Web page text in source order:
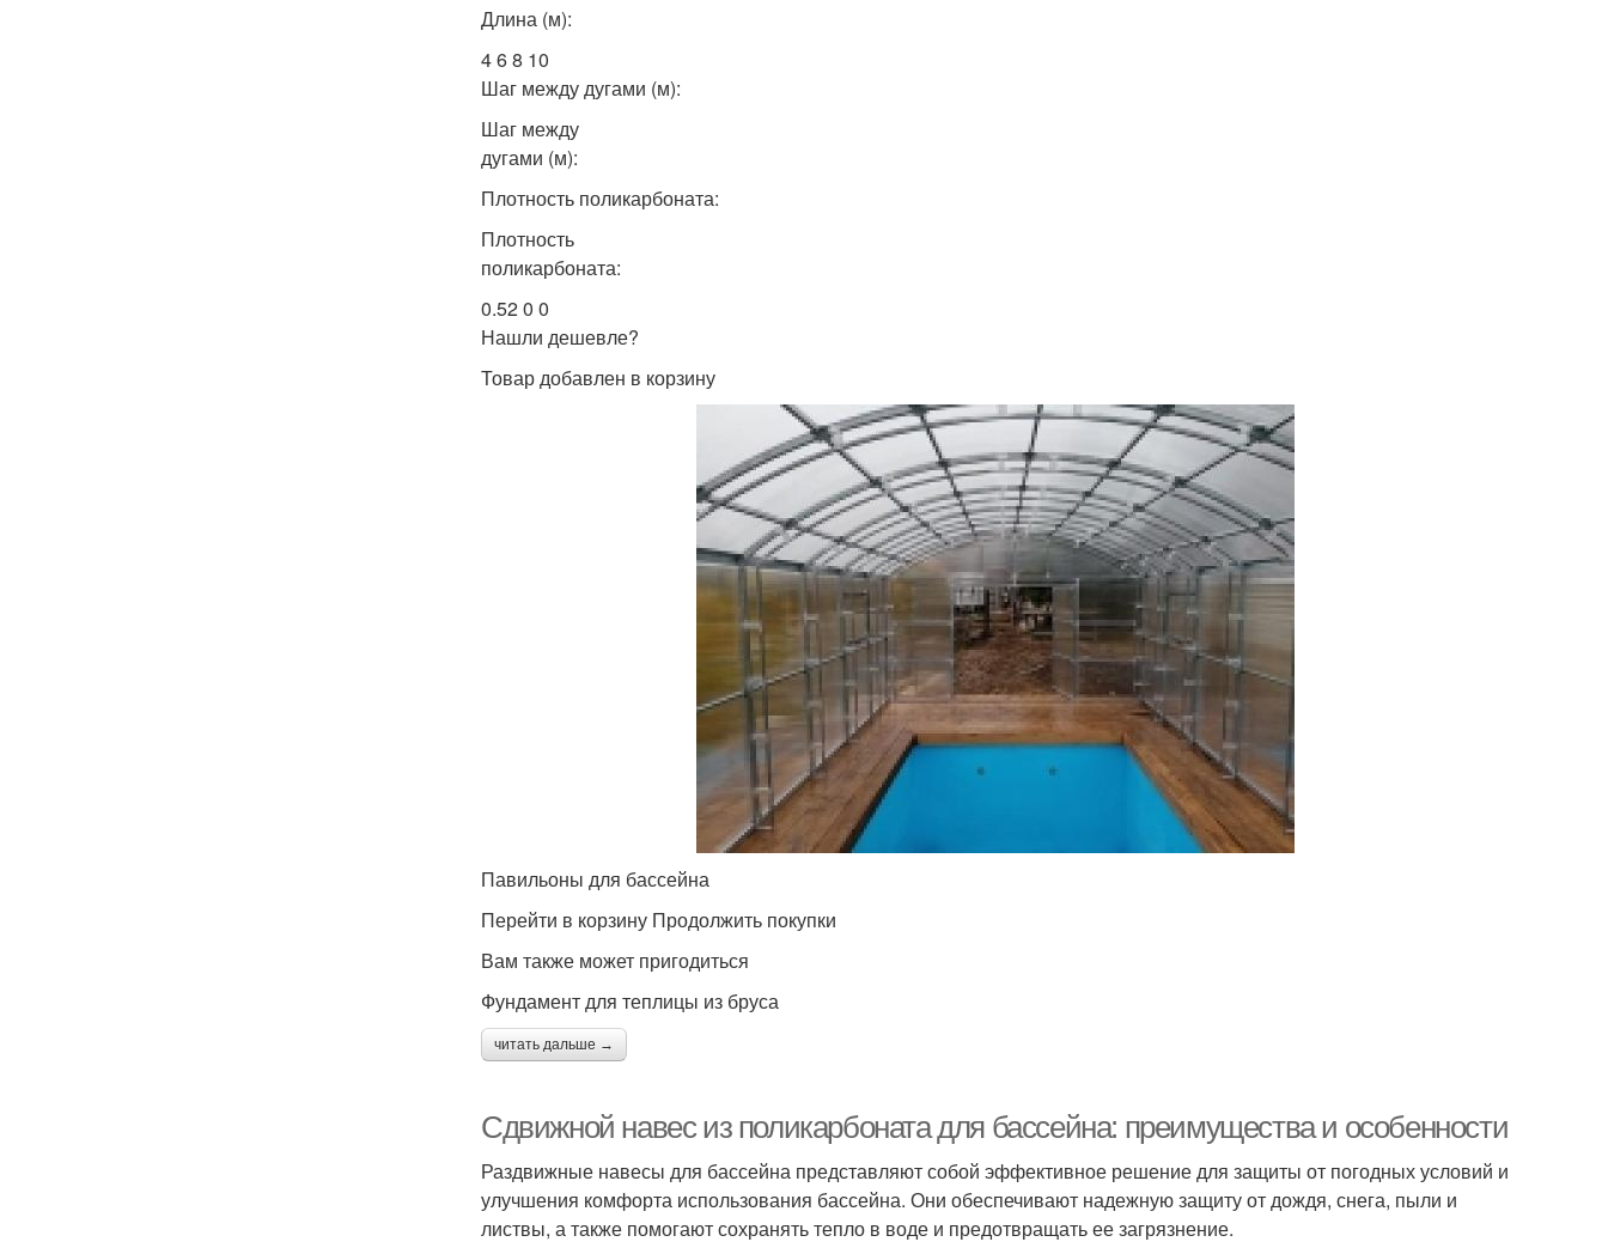
Длина (м):
4 6 8 10
Шаг между дугами (м):
Шаг между
дугами (м):
Плотность поликарбоната:
Плотность
поликарбоната:
0.52 0 0
Нашли дешевле?
Товар добавлен в корзину
Павильоны для бассейна
Перейти в корзину Продолжить покупки
Вам также может пригодиться
Фундамент для теплицы из бруса
читать дальше →
Сдвижной навес из поликарбоната для бассейна: преимущества и особенности
Раздвижные навесы для бассейна представляют собой эффективное решение для защиты от погодных условий и
улучшения комфорта использования бассейна. Они обеспечивают надежную защиту от дождя, снега, пыли и
листвы, а также помогают сохранять тепло в воде и предотвращать ее загрязнение.